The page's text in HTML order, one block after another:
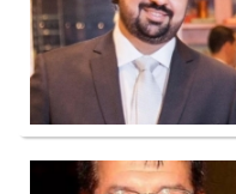
benefícios. Mas atenção!
Engenharia de Alimentos
universo, com fatos
20h30 às 21h – Bate-papo